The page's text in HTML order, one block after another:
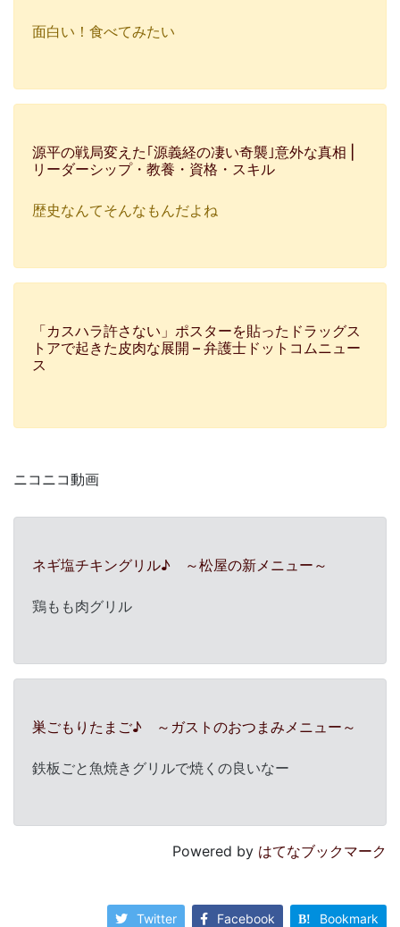
面白い！食べてみたい
源平の戦局変えた｢源義経の凄い奇襲｣意外な真相 |
リーダーシップ・教養・資格・スキル
歴史なんてそんなもんだよね
「カスハラ許さない」ポスターを貼ったドラッグス
トアで起きた皮肉な展開 – 弁護士ドットコムニュー
ス
ニコニコ動画
ネギ塩チキングリル♪ ～松屋の新メニュー～
鶏もも肉グリル
巣ごもりたまご♪ ～ガストのおつまみメニュー～
鉄板ごと魚焼きグリルで焼くの良いなー
Powered by はてなブックマーク
Twitter Facebook Bookmark